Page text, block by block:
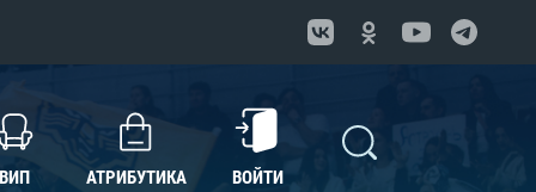
ВИП АТРИБУТИКА ВОЙТИ